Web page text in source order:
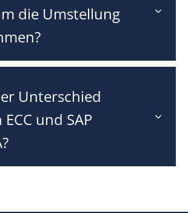
die Umstellung
Unterschied
und SAP